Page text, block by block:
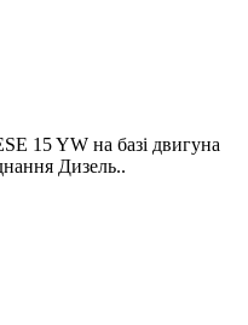
15 YW на базі двигуна
Дизель..